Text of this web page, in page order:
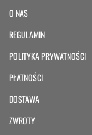
O NAS
REGULAMIN
POLITYKA PRYWATNOŚCI
PŁATNOŚCI
DOSTAWA
ZWROTY